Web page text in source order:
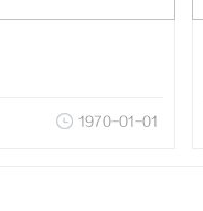
1970-01-01